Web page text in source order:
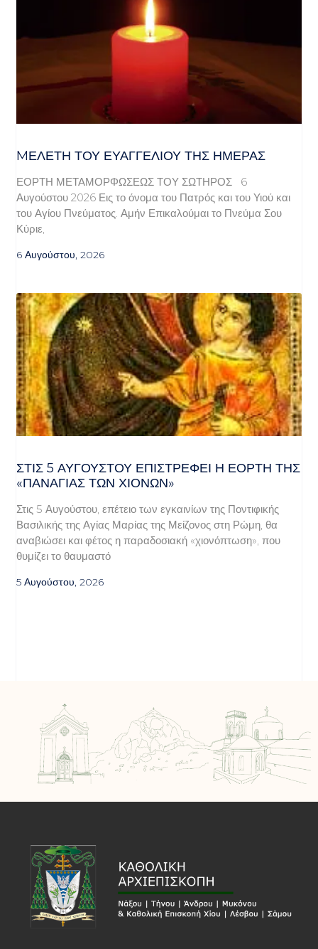
MΕΛΈΤΗ ΤΟΥ ΕΥΑΓΓΕΛΊΟΥ ΤΗΣ ΗΜΈΡΑΣ
ΕΟΡΤΗ ΜΕΤΑΜΟΡΦΩΣΕΩΣ ΤΟΥ ΣΩΤΗΡΟΣ 6
Αυγούστου 2026 Εις το όνομα του Πατρός και του Υιού και
του Αγίου Πνεύματος. Αμήν Επικαλούμαι το Πνεύμα Σου
Κύριε,
6 Αυγούστου, 2026
ΣΤΙΣ 5 ΑΥΓΟΎΣΤΟΥ ΕΠΙΣΤΡΈΦΕΙ Η ΕΟΡΤΉ ΤΗΣ
«ΠΑΝΑΓΊΑΣ ΤΩΝ ΧΙΌΝΩΝ»
Στις 5 Αυγούστου, επέτειο των εγκαινίων της Ποντιφικής
Βασιλικής της Αγίας Μαρίας της Μείζονος στη Ρώμη, θα
αναβιώσει και φέτος η παραδοσιακή «χιονόπτωση», που
θυμίζει το θαυμαστό
5 Αυγούστου, 2026